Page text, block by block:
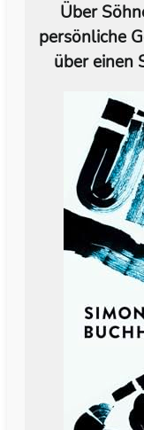
Über
persönliche
über einen